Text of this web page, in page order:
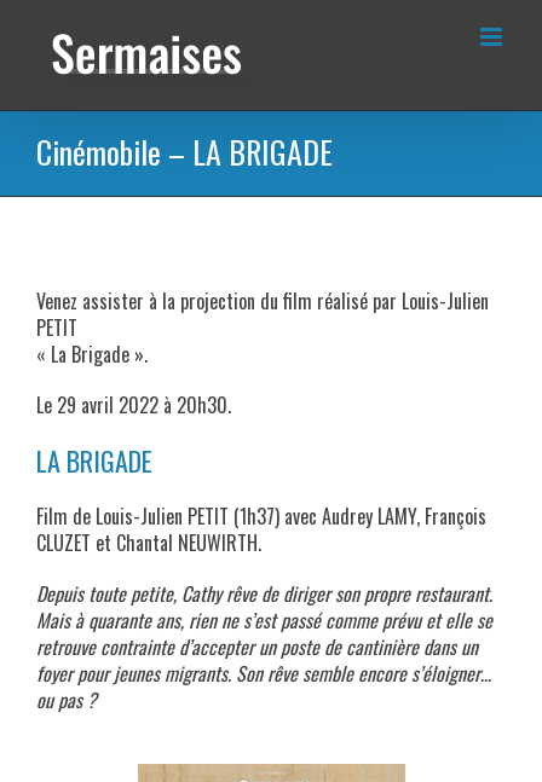
contenu
Cinémobile – LA BRIGADE
Venez assister à la projection du film réalisé par Louis-Julien
PETIT
« La Brigade ».
Le 29 avril 2022 à 20h30.
LA BRIGADE
Film de Louis-Julien PETIT (1h37) avec Audrey LAMY, François
CLUZET et Chantal NEUWIRTH.
Depuis toute petite, Cathy rêve de diriger son propre restaurant.
Mais à quarante ans, rien ne s’est passé comme prévu et elle se
retrouve contrainte d’accepter un poste de cantinière dans un
foyer pour jeunes migrants. Son rêve semble encore s’éloigner…
ou pas ?